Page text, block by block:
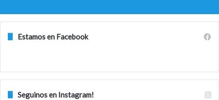
Estamos en Facebook
Seguinos en Instagram!